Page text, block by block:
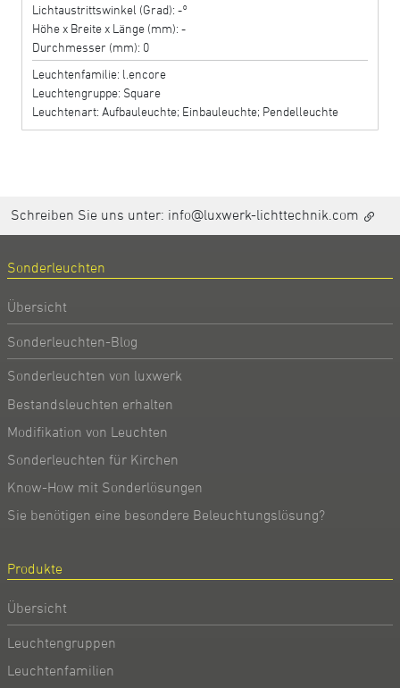
Lichtaustrittswinkel (Grad): -°
Höhe x Breite x Länge (mm): -
Durchmesser (mm): 0
Leuchtenfamilie: l.encore
Leuchtengruppe: Square
Leuchtenart: Aufbauleuchte; Einbauleuchte; Pendelleuchte
Schreiben Sie uns unter: info@luxwerk-lichttechnik.com
Sonderleuchten
Übersicht
Sonderleuchten-Blog
Sonderleuchten von luxwerk
Bestandsleuchten erhalten
Modifikation von Leuchten
Sonderleuchten für Kirchen
Know-How mit Sonderlösungen
Sie benötigen eine besondere Beleuchtungslösung?
Produkte
Übersicht
Leuchtengruppen
Leuchtenfamilien